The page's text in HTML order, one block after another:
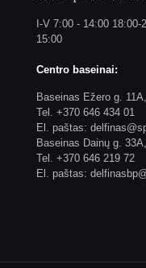
I-V 7:00 - 14:00
15:00
Centro baseinai:
Baseinas Ežero g.
Tel. +370 646 434 01
El. paštas:
Baseinas Dainų g.
Tel. +370 646 219 72
El. paštas: